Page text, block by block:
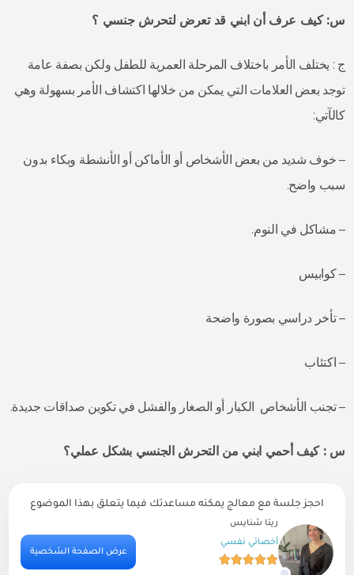
س: كيف عرف أن ابني قد تعرض لتحرش جنسي ؟
ج : يختلف الأمر باختلاف المرحلة العمرية للطفل ولكن بصفة عامة
توجد بعض العلامات التي يمكن من خلالها اكتشاف الأمر بسهولة وهي
كالآتي:
– خوف شديد من بعض الأشخاص أو الأماكن أو الأنشطة وبكاء بدون
سبب واضح.
– مشاكل في النوم.
– كوابيس
– تأخر دراسي بصورة واضحة
– اكتئاب
– تجنب الأشخاص الكبار أو الصغار والفشل في تكوين صداقات جديدة.
س : كيف أحمي ابني من التحرش الجنسي بشكل عملي؟
احجز جلسة مع معالج يمكنه مساعدتك فيما يتعلق بهذا الموضوع
ريتا شنايس
أخصائي نفسي
عرض الصفحة الشخصية